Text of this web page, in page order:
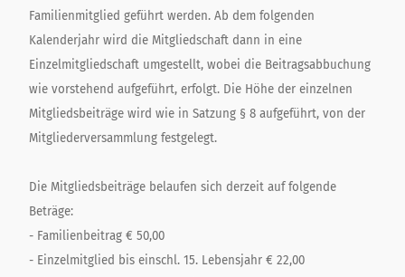
Familienmitglied geführt werden. Ab dem folgenden
Kalenderjahr wird die Mitgliedschaft dann in eine
Einzelmitgliedschaft umgestellt, wobei die Beitragsabbuchung
wie vorstehend aufgeführt, erfolgt. Die Höhe der einzelnen
Mitgliedsbeiträge wird wie in Satzung § 8 aufgeführt, von der
Mitgliederversammlung festgelegt.
Die Mitgliedsbeiträge belaufen sich derzeit auf folgende
Beträge:
- Familienbeitrag € 50,00
- Einzelmitglied bis einschl. 15. Lebensjahr € 22,00